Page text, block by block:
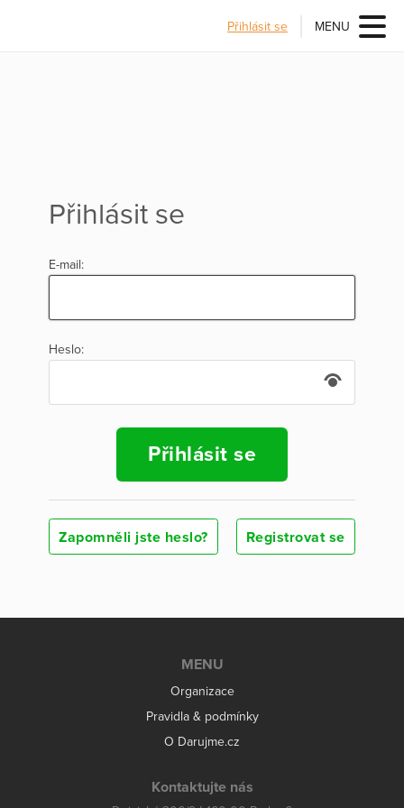
Přihlásit se MENU
Přihlásit se
E-mail:
Heslo:
Přihlásit se
Zapomněli jste heslo? Registrovat se
MENU
Organizace
Pravidla & podmínky
O Darujme.cz
Kontaktujte nás